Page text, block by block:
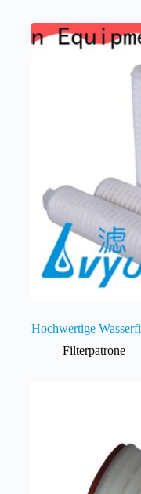
Hochwertige
Filterpatrone